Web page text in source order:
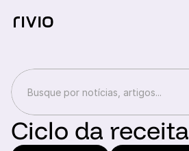
Ciclo da receita